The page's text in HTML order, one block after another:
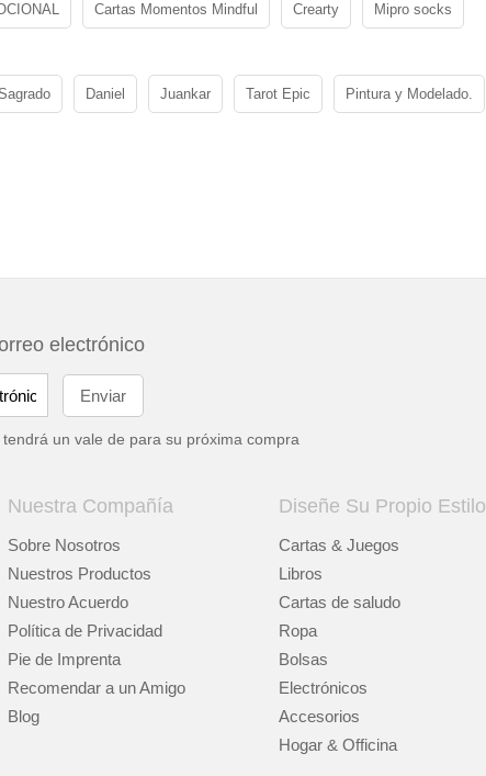
Cartas Momentos Mindful Crearty Mipro socks
Daniel Juankar Tarot Epic Pintura y Modelado.
electrónico
un vale de para su próxima compra
Nuestra Compañía
Sobre Nosotros
Nuestros Productos
Nuestro Acuerdo
Política de Privacidad
Pie de Imprenta
Recomendar a un Amigo
Blog
Diseñe Su Propio Estilo
Cartas & Juegos
Libros
Cartas de saludo
Ropa
Bolsas
Electrónicos
Accesorios
Hogar & Officina